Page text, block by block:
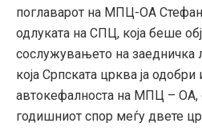
поглаварот на МПЦ-ОА
одлуката на СПЦ, која беше
сослужувањето на заедничка
која Српската црква ја
автокефалноста на МПЦ – ОА,
годишниот спор меѓу двете